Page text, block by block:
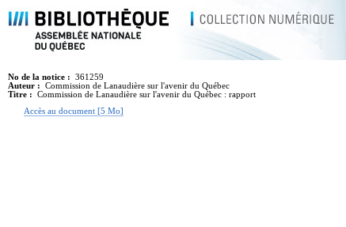
No de la notice :
361259
Auteur :
Commission de Lanaudière sur l'avenir du Québec
Titre :
Commission de Lanaudière sur l'avenir du Québec : rapport
Accès au document [5 Mo]